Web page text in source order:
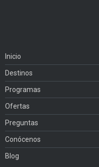
Inicio
Destinos
Programas
Ofertas
Preguntas
Conócenos
Blog